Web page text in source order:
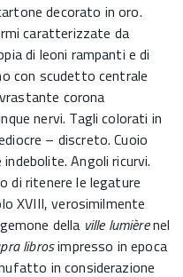
decorato in oro.
caratterizzate da
di leoni rampanti e di
con scudetto centrale
corona
nervi. Tagli colorati in
– discreto. Cuoio
Angoli ricurvi.
di ritenere le legature
XVIII, verosimilmente
della ville lumièrenel
librosimpresso in epoca
in considerazione